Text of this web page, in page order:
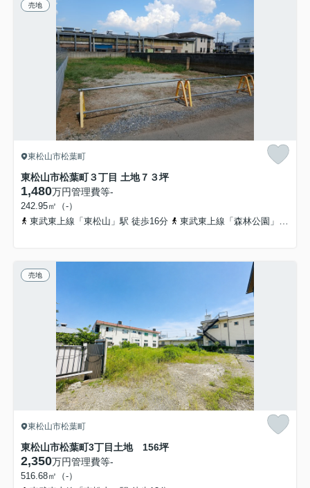
売地
東松山市松葉町
東松山市松葉町３丁目 土地７３坪
1,480万円管理費等-
242.95㎡（-）
東武東上線「東松山」駅 徒歩16分
東武東上線「森林公園」駅 徒歩26分
売地
東松山市松葉町
東松山市松葉町3丁目土地 156坪
2,350万円管理費等-
516.68㎡（-）